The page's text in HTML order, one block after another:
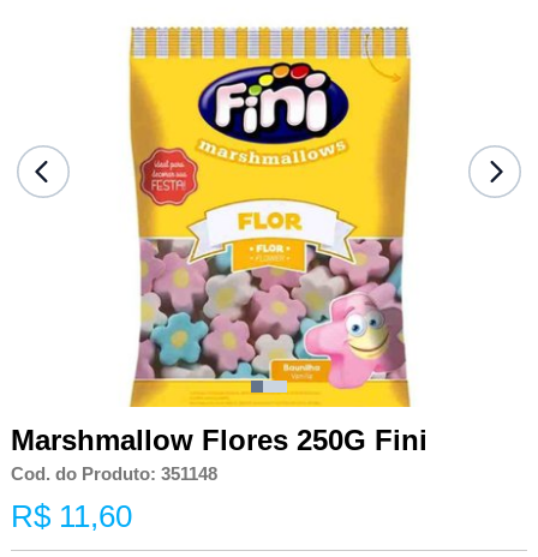
Marshmallow Flores 250G Fini
Cod. do Produto: 351148
R$ 11,60